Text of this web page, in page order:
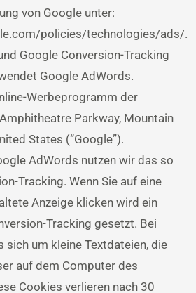
von Google unter:
policies/technologies/ads/.
Google Conversion-Tracking
Google AdWords.
Werbeprogramm der
Parkway, Mountain
States (“Google”).
AdWords nutzen wir das so
Tracking. Wenn Sie auf eine
Anzeige klicken wird ein
Tracking gesetzt. Bei
sich um kleine Textdateien, die
auf dem Computer des
Cookies verlieren nach 30